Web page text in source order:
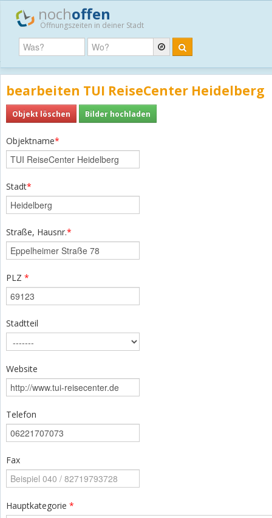
nochoffen
Öffnungszeiten in deiner Stadt
bearbeiten TUI ReiseCenter Heidelberg
Objekt löschen Bilder hochladen
Objektname*
Stadt*
Straße, Hausnr.*
PLZ *
Stadtteil
Website
Telefon
Fax
Hauptkategorie *